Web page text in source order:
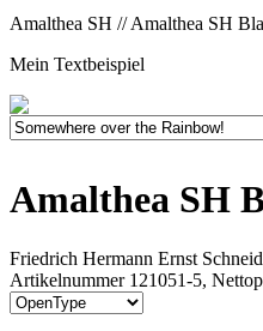
Amalthea SH // Amalthea SH
Mein Textbeispiel
Amalthea SH
Friedrich Hermann Ernst
Artikelnummer 121051-5,